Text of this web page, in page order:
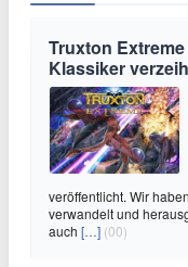
Truxton
Klassiker
veröffentlicht. Wir
verwandelt und
auch […] (00)